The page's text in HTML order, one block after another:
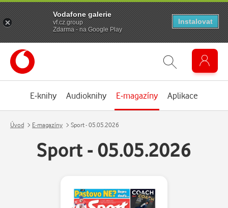
E-knihy Audioknihy E-magazíny Aplikace
Úvod E-magazíny Sport - 05.05.2026
Sport - 05.05.2026
Vodafone galerie
vf.cz.group
Zdarma - na Google Play
Instalovat